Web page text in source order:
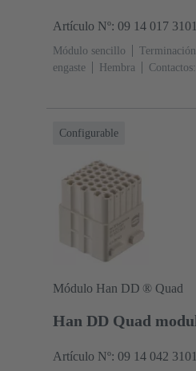
Artículo Nº: 09 14 017 3101
Módulo sencillo
engaste
Hembra
Configurable
Módulo Han DD ® Quad
Han DD Quad
Artículo Nº: 09 14 042 3101